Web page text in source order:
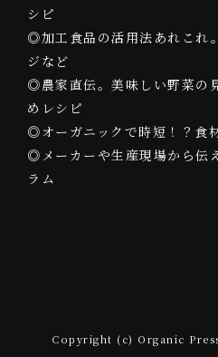
シピ
◎加工食品の活用法あれこれ
ジなど
◎農家直伝。美味しい野菜の
めレシピ
◎オーガニックで時短！？食
◎メーカーや生産現場から伝
ラム
Copyright (c) Organic